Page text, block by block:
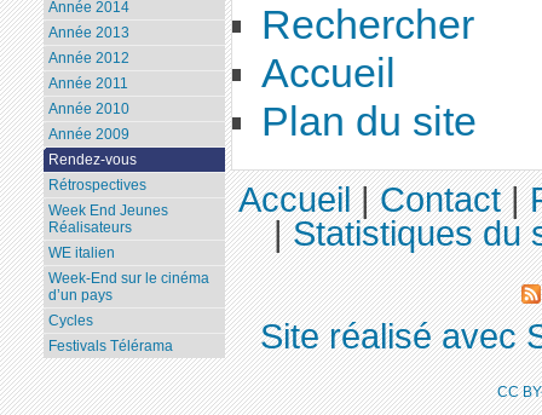
Rechercher
Accueil
Plan du site
Année 2014
Année 2013
Année 2012
Année 2011
Année 2010
Année 2009
Rendez-vous
Rétrospectives
Week End Jeunes
Réalisateurs
WE italien
Week-End sur le cinéma
d’un pays
Cycles
Festivals Télérama
Accueil|Contact|
|Statistiques du
Site réalisé avec
CC